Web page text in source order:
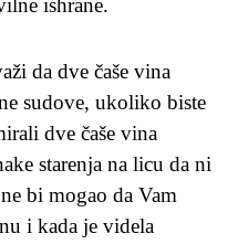
ishrane.
da dve čaše vina
sudove, ukoliko biste
dve čaše vina
starenja na licu da ni
bi mogao da Vam
i kada je videla